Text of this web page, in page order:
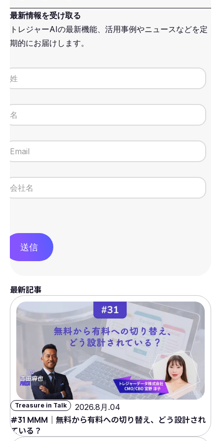
最新情報を受け取る
トレジャーAIの最新機能、活用事例やニュースなどを定
期的にお届けします。
送信
最新記事
Treasure in Talk 2026.8月.04
#31 MMM｜無料から有料への切り替え、どう設計され
ている？